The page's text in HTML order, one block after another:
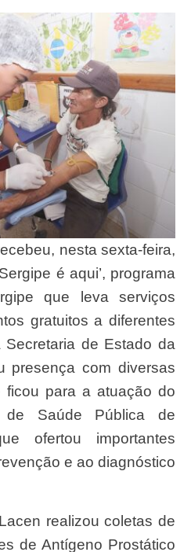
é aqui’, programa
que leva serviços
gratuitos a diferentes
de Estado da
presença com diversas
para a atuação do
de Saúde Pública de
ofertou importantes
e ao diagnóstico
de Antígeno Prostático